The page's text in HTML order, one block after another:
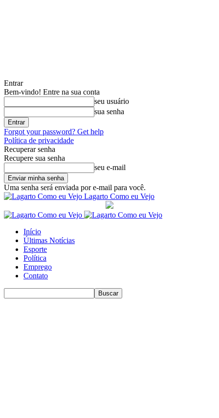
Entrar
Bem-vindo! Entre na sua conta
seu usuário
sua senha
Forgot your password? Get help
Política de privacidade
Recuperar senha
Recupere sua senha
seu e-mail
Uma senha será enviada por e-mail para você.
Lagarto Como eu Vejo
Início
Últimas Notícias
Esporte
Política
Emprego
Contato